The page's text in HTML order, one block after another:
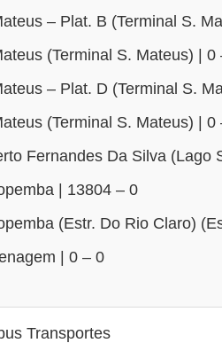
– Plat. B (Terminal S.
(Terminal S. Mateus) | 0
– Plat. D (Terminal S.
(Terminal S. Mateus) | 0
Fernandes Da Silva (Lago
| 13804 – 0
(Estr. Do Rio Claro)
| 0 – 0
Transportes